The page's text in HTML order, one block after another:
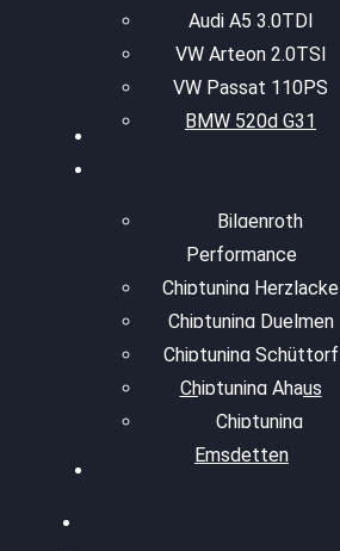
Audi A5 3.0TDI
VW Arteon 2.0TSI
VW Passat 110PS
BMW 520d G31
Bilgenroth
Performance
Chiptuning Herzlacke
Chiptuning Duelmen
Chiptuning Schüttorf
Chiptuning Ahaus
Chiptuning
Emsdetten